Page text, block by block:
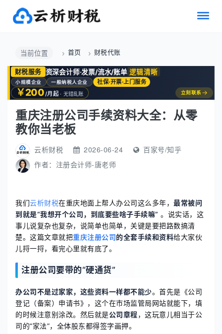
当前位置 首页 财税代账
财税服务 资深会计师·发票/流水/账单 逻辑清晰
小规模企业 一般纳税人企业 社保·开票·上门服务
￥200/月起 · 无错乱账 立刻联系 →
重庆注册公司手续资料大全：从零
教你当老板
云析财税 2026-06-24
百家号/知乎
作者： 注册会计师-唐老师
我们云析财税在重庆地面上帮人办公司这么多年， 最常被问
到就是“我想开个公司，到底要些啥子手续嘛” 。说实话，这
事儿说复杂也复杂，说简单也简单，关键是要把路数搞清
楚。这篇文章就把重庆注册公司的全套手续和资料给大家伙
儿捋一捋，看完心里就有底了。
注册公司要带的“硬通货”
办公司不是过家家，这些资料一样都不能少。首先是《公司
登记（备案）申请书》，这个在市场监管局网站就能下，填
的时候注意别涂改。然后就是公司章程，这玩意儿相当于公
司的“家法”，全体股东都得签字画押。